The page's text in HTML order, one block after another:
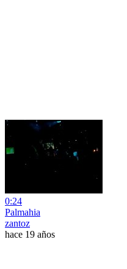
0:24
Palmahia
zantoz
hace 19 años